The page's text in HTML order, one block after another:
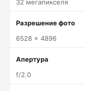
32 мегапикселя
Разрешение фото
6528 x 4896
Апертура
f/2.0